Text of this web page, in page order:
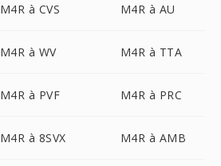
M4R à CVS M4R à AU
M4R à WV M4R à TTA
M4R à PVF M4R à PRC
M4R à 8SVX M4R à AMB